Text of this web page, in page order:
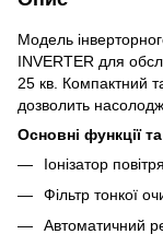
Модель
INVERTER для
25 кв. Компактний
дозволить
Основні функції
Іонізатор повітря
Фільтр тонкої
Автоматичний